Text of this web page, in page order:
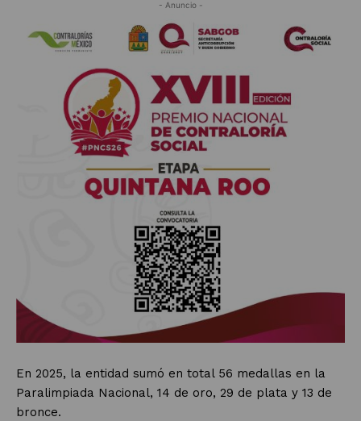
- Anuncio -
En 2025, la entidad sumó en total 56 medallas en la
Paralimpiada Nacional, 14 de oro, 29 de plata y 13 de
bronce.